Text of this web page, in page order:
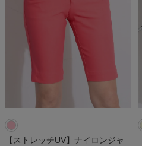
【ストレッチUV】ナイロンジャ